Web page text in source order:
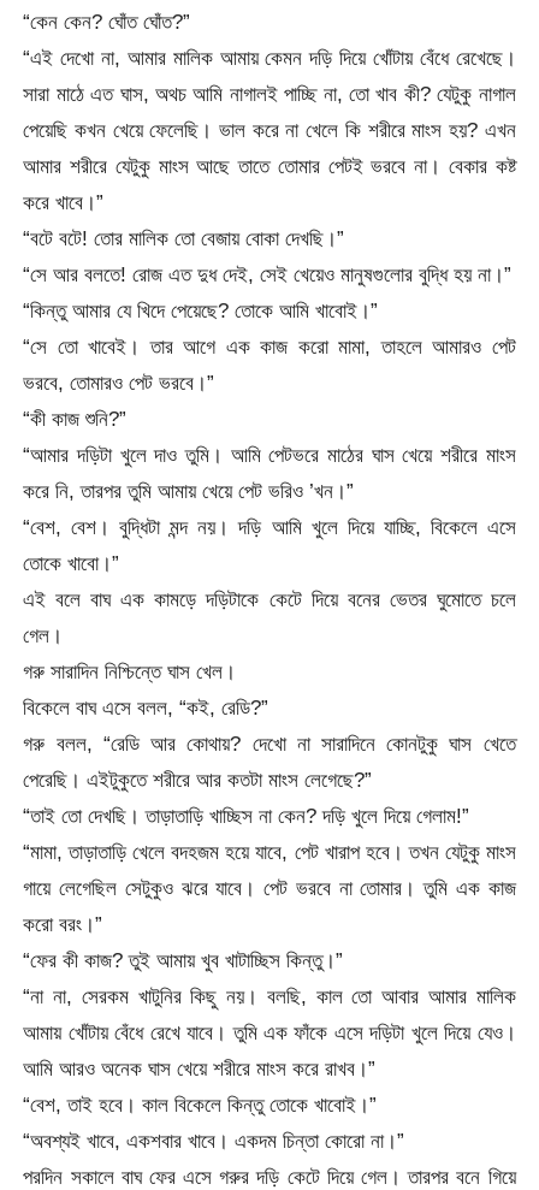
“কেন কেন? ঘোঁত ঘোঁত?”
“এই দেখো না, আমার মালিক আমায় কেমন দড়ি দিয়ে খোঁটায় বেঁধে রেখেছে।
সারা মাঠে এত ঘাস, অথচ আমি নাগালই পাচ্ছি না, তো খাব কী? যেটুকু নাগাল
পেয়েছি কখন খেয়ে ফেলেছি। ভাল করে না খেলে কি শরীরে মাংস হয়? এখন
আমার শরীরে যেটুকু মাংস আছে তাতে তোমার পেটই ভরবে না। বেকার কষ্ট
করে খাবে।”
“বটে বটে! তোর মালিক তো বেজায় বোকা দেখছি।”
“সে আর বলতে! রোজ এত দুধ দেই, সেই খেয়েও মানুষগুলোর বুদ্ধি হয় না।”
“কিন্তু আমার যে খিদে পেয়েছে? তোকে আমি খাবোই।”
“সে তো খাবেই। তার আগে এক কাজ করো মামা, তাহলে আমারও পেট
ভরবে, তোমারও পেট ভরবে।”
“কী কাজ শুনি?”
“আমার দড়িটা খুলে দাও তুমি। আমি পেটভরে মাঠের ঘাস খেয়ে শরীরে মাংস
করে নি, তারপর তুমি আমায় খেয়ে পেট ভরিও ’খন।”
“বেশ, বেশ। বুদ্ধিটা মন্দ নয়। দড়ি আমি খুলে দিয়ে যাচ্ছি, বিকেলে এসে
তোকে খাবো।”
এই বলে বাঘ এক কামড়ে দড়িটাকে কেটে দিয়ে বনের ভেতর ঘুমোতে চলে
গেল।
গরু সারাদিন নিশ্চিন্তে ঘাস খেল।
বিকেলে বাঘ এসে বলল, “কই, রেডি?”
গরু বলল, “রেডি আর কোথায়? দেখো না সারাদিনে কোনটুকু ঘাস খেতে
পেরেছি। এইটুকুতে শরীরে আর কতটা মাংস লেগেছে?”
“তাই তো দেখছি। তাড়াতাড়ি খাচ্ছিস না কেন? দড়ি খুলে দিয়ে গেলাম!”
“মামা, তাড়াতাড়ি খেলে বদহজম হয়ে যাবে, পেট খারাপ হবে। তখন যেটুকু মাংস
গায়ে লেগেছিল সেটুকুও ঝরে যাবে। পেট ভরবে না তোমার। তুমি এক কাজ
করো বরং।”
“ফের কী কাজ? তুই আমায় খুব খাটাচ্ছিস কিন্তু।”
“না না, সেরকম খাটুনির কিছু নয়। বলছি, কাল তো আবার আমার মালিক
আমায় খোঁটায় বেঁধে রেখে যাবে। তুমি এক ফাঁকে এসে দড়িটা খুলে দিয়ে যেও।
আমি আরও অনেক ঘাস খেয়ে শরীরে মাংস করে রাখব।”
“বেশ, তাই হবে। কাল বিকেলে কিন্তু তোকে খাবোই।”
“অবশ্যই খাবে, একশবার খাবে। একদম চিন্তা কোরো না।”
পরদিন সকালে বাঘ ফের এসে গরুর দড়ি কেটে দিয়ে গেল। তারপর বনে গিয়ে